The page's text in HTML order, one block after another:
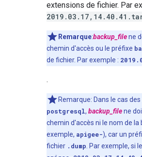
extensions de fichier. Par
Remarque:backup_filene
chemin d'accès ou le préfixe
de fichier. Par exemple :
.
Remarque: Dans le cas
postgresql, backup_filene
chemin d'accès ni le nom de la
exemple, apigee-), car un
fichier .dump . Par exemple, si